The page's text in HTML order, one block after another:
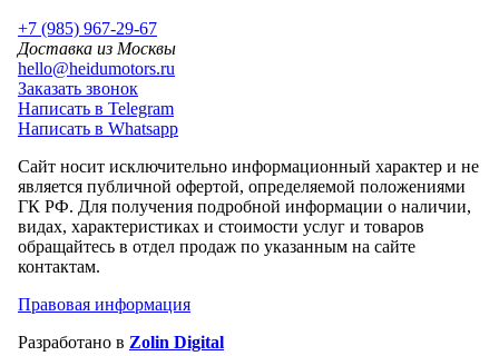
+7 (985) 967-29-67
Доставка из Москвы
hello@heidumotors.ru
Заказать звонок
Написать в Telegram
Написать в Whatsapp
Сайт носит исключительно информационный характер и не
является публичной офертой, определяемой положениями
ГК РФ. Для получения подробной информации о наличии,
видах, характеристиках и стоимости услуг и товаров
обращайтесь в отдел продаж по указанным на сайте
контактам.
Правовая информация
Разработано в Zolin Digital